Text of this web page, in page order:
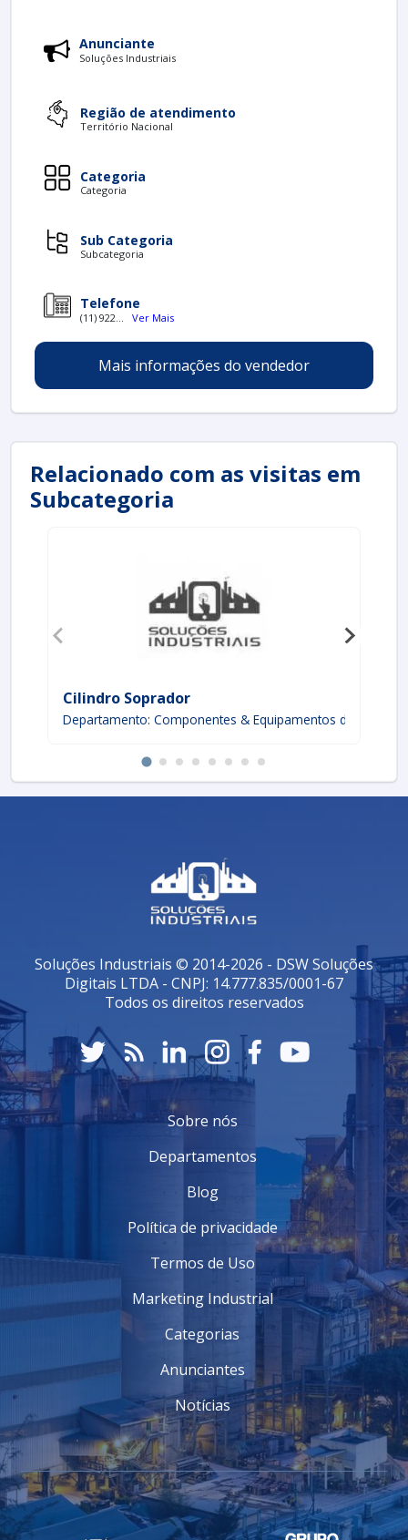
Anunciante
Soluções Industriais
Região de atendimento
Território Nacional
Categoria
Categoria
Sub Categoria
Subcategoria
Telefone
(11) 922... Ver Mais
Mais informações do vendedor
Relacionado com as visitas em
Subcategoria
Cilindro Soprador
Departamento: Componentes & Equipamentos de
Soluções Industriais © 2014-2026 - DSW Soluções
Digitais LTDA - CNPJ: 14.777.835/0001-67
Todos os direitos reservados
Sobre nós
Departamentos
Blog
Política de privacidade
Termos de Uso
Marketing Industrial
Categorias
Anunciantes
Notícias